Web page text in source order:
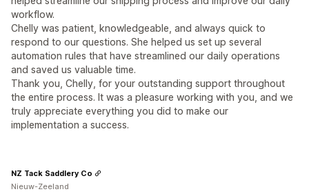
workflow.
Chelly was patient, knowledgeable, and always quick to
respond to our questions. She helped us set up several
automation rules that have streamlined our daily operations
and saved us valuable time.
Thank you, Chelly, for your outstanding support throughout
the entire process. It was a pleasure working with you, and we
truly appreciate everything you did to make our
implementation a success.
NZ Tack Saddlery Co
Nieuw-Zeeland